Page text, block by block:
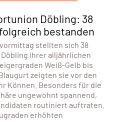
Döbling: 38
bestanden
stellten sich 38
ihrer alljährlichen
Weiß-Gelb bis
zeigten sie vor den
Können. Besonders für die
ungewohnt spannend,
routiniert auftraten.
erhöhten